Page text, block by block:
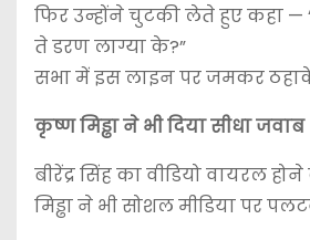
फिर उन्होंने चुटकी लेते हुए कहा
ते डरण लाग्या के?”
सभा में इस लाइन पर जमकर
कृष्ण मिड्ढा ने भी दिया सीधा जवाब
बीरेंद्र सिंह का वीडियो वायरल
मिड्ढा ने भी सोशल मीडिया पर